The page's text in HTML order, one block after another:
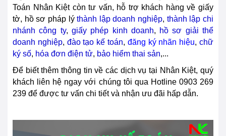
Toán Nhân Kiệt còn tư vấn, hỗ trợ khách hàng về giấy
tờ, hồ sơ pháp lýthành lập doanh nghiệp, thành lập chi
nhánh công ty, giấy phép kinh doanh, hồ sơ giải thể
doanh nghiệp, đào tạo kế toán, đăng ký nhãn hiệu,chữ
ký số, hóa đơn điện tử, bảo hiểm thai sản,...
Để biết thêm thông tin về các dịch vụ tại Nhân Kiệt, quý
khách liên hệ ngay với chúng tôi qua Hotline 0903 269
239 để được tư vấn chi tiết và nhận ưu đãi hấp dẫn.